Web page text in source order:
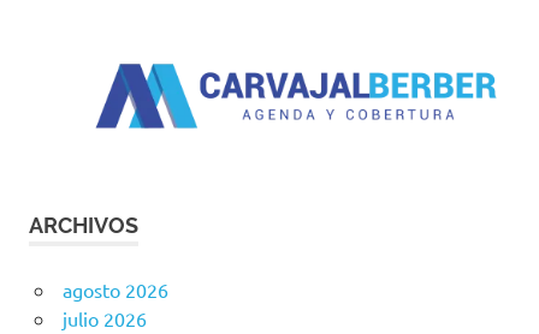
ARCHIVOS
agosto 2026
julio 2026